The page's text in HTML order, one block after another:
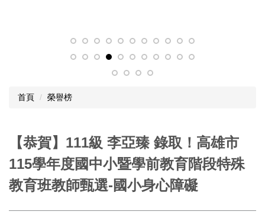
首頁 榮譽榜
【恭賀】111級 李亞臻 錄取！高雄市
115學年度國中小暨學前教育階段特殊
教育班教師甄選-國小身心障礙